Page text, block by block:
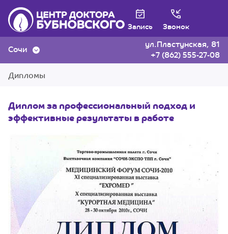
ул.Пластунская, 81
+7 (862) 555-27-08
Запись Звонок
Сочи
Дипломы
Диплом за профессиональный подход и
эффективные результаты в работе